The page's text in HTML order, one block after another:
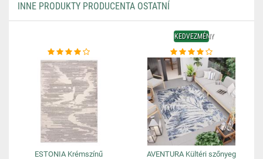
INNE PRODUKTY PRODUCENTA OSTATNÍ
ESTONIA Krémszínű
KEDVEZMÉNY
AVENTURA Kültéri szőnyeg